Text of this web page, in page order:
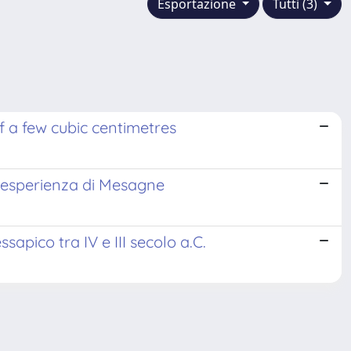
Tutti (3)
Esportazione
few cubic centimetres
di Mesagne
tra IV e III secolo a.C.